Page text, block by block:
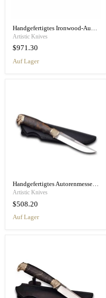
Handgefertigtes Ironwood-Autorenmesser „Sirena“
Artistic Knives
$971.30
Auf Lager
Handgefertigtes Autorenmesser "Viking"
Artistic Knives
$508.20
Auf Lager